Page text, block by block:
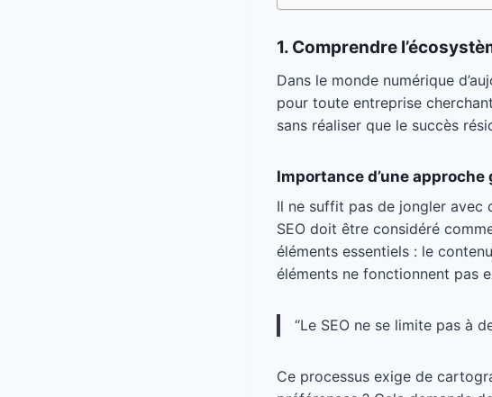
1. Comprendre
Dans le monde numérique
pour toute entreprise
sans réaliser que le succès
Importance d’une approche
Il ne suffit pas de jongler avec
SEO doit être considéré
éléments essentiels : le
éléments ne fonctionnent pas
“Le SEO ne se limite pas à
Ce processus exige de